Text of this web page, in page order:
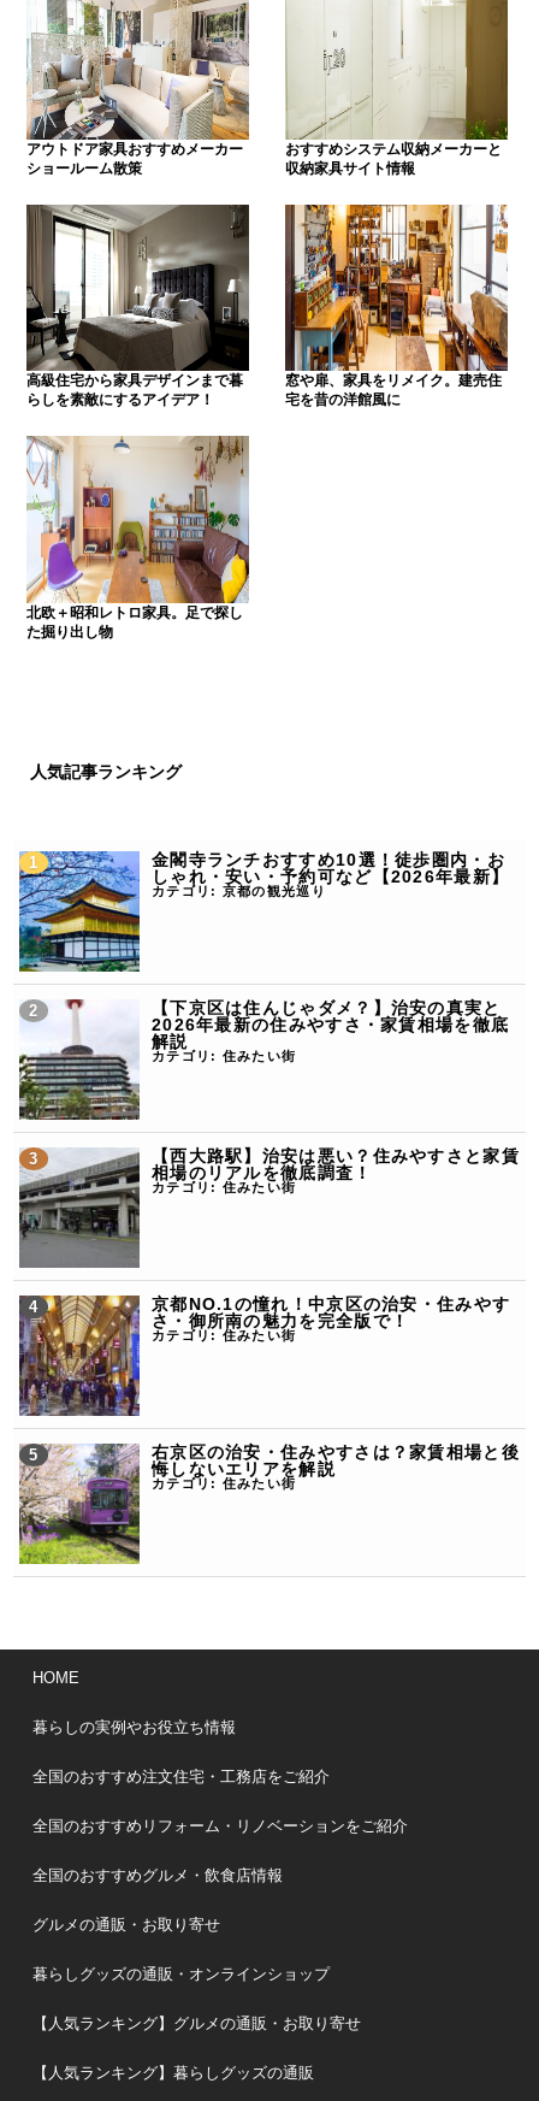
アウトドア家具おすすめメーカー
ショールーム散策
おすすめシステム収納メーカーと
収納家具サイト情報
高級住宅から家具デザインまで暮
らしを素敵にするアイデア！
窓や扉、家具をリメイク。建売住
宅を昔の洋館風に
北欧＋昭和レトロ家具。足で探し
た掘り出し物
人気記事ランキング
金閣寺ランチおすすめ10選！徒歩圏内・お
しゃれ・安い・予約可など【2026年最新】
カテゴリ: 京都の観光巡り
【下京区は住んじゃダメ？】治安の真実と
2026年最新の住みやすさ・家賃相場を徹底
解説
カテゴリ: 住みたい街
【西大路駅】治安は悪い？住みやすさと家賃
相場のリアルを徹底調査！
カテゴリ: 住みたい街
京都NO.1の憧れ！中京区の治安・住みやす
さ・御所南の魅力を完全版で！
カテゴリ: 住みたい街
右京区の治安・住みやすさは？家賃相場と後
悔しないエリアを解説
カテゴリ: 住みたい街
HOME
暮らしの実例やお役立ち情報
全国のおすすめ注文住宅・工務店をご紹介
全国のおすすめリフォーム・リノベーションをご紹介
全国のおすすめグルメ・飲食店情報
グルメの通販・お取り寄せ
暮らしグッズの通販・オンラインショップ
【人気ランキング】グルメの通販・お取り寄せ
【人気ランキング】暮らしグッズの通販